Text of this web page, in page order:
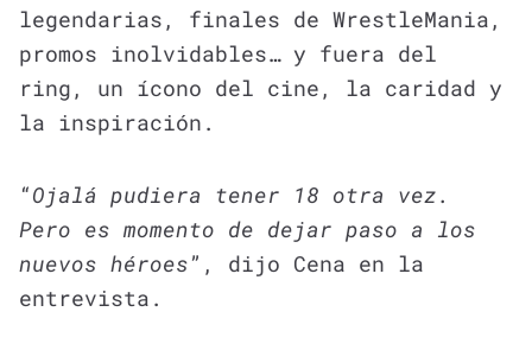
legendarias, finales de WrestleMania,
promos inolvidables… y fuera del
ring, un ícono del cine, la caridad y
la inspiración.
“Ojalá pudiera tener 18 otra vez.
Pero es momento de dejar paso a los
nuevos héroes”, dijo Cena en la
entrevista.